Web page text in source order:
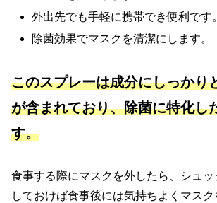
外出先でも手軽に携帯でき便利です。
除菌効果でマスクを清潔にします。
このスプレーは成分にしっかり
が含まれており、除菌に特化し
す。
食事する際にマスクを外したら、シュ
しておけば食事後には気持ちよくマス